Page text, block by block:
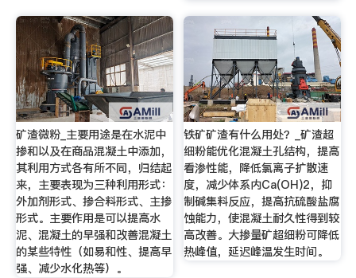
矿渣微粉_主要用途是在水泥中
掺和以及在商品混凝土中添加，
其利用方式各有所不同，归结起
来，主要表现为三种利用形式：
外加剂形式、掺合料形式、主掺
形式。主要作用是可以提高水
泥、混凝土的早强和改善混凝土
的某些特性（如易和性、提高早
强、减少水化热等）。
铁矿矿渣有什么用处？_矿渣超
细粉能优化混凝土孔结构，提高
看渗性能，降低氯离子扩散速
度，减少体系内Ca(OH)2，抑
制碱集料反应，提高抗硫酸盐腐
蚀能力，使混凝土耐久性得到较
高改善。大掺量矿超细粉可降低
热峰值，延迟峰温发生时间。